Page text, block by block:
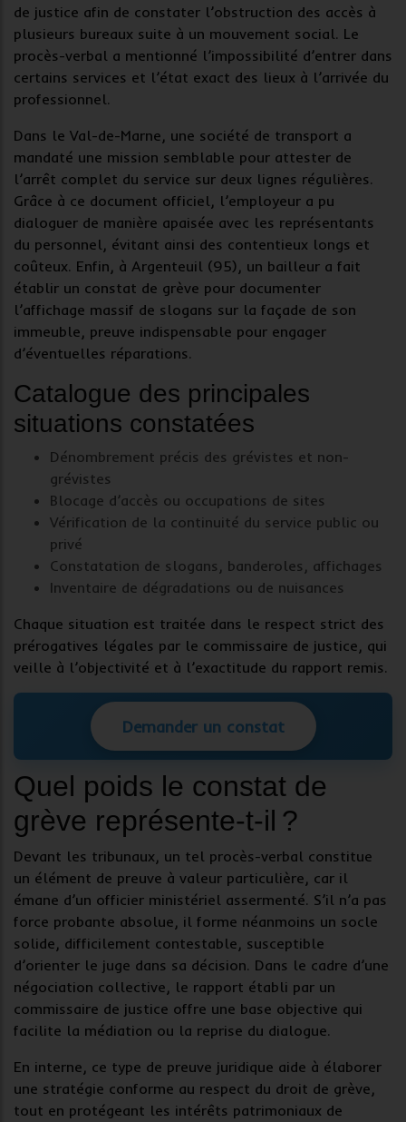
de justice afin de constater l’obstruction des accès à
plusieurs bureaux suite à un mouvement social. Le
procès-verbal a mentionné l’impossibilité d’entrer dans
certains services et l’état exact des lieux à l’arrivée du
professionnel.
Dans le Val-de-Marne, une société de transport a
mandaté une mission semblable pour attester de
l’arrêt complet du service sur deux lignes régulières.
Grâce à ce document officiel, l’employeur a pu
dialoguer de manière apaisée avec les représentants
du personnel, évitant ainsi des contentieux longs et
coûteux. Enfin, à Argenteuil (95), un bailleur a fait
établir un constat de grève pour documenter
l’affichage massif de slogans sur la façade de son
immeuble, preuve indispensable pour engager
d’éventuelles réparations.
Catalogue des principales
situations constatées
Dénombrement précis des grévistes et non-
grévistes
Blocage d’accès ou occupations de sites
Vérification de la continuité du service public ou
privé
Constatation de slogans, banderoles, affichages
Inventaire de dégradations ou de nuisances
Chaque situation est traitée dans le respect strict des
prérogatives légales par le commissaire de justice, qui
veille à l’objectivité et à l’exactitude du rapport remis.
Demander un constat
Quel poids le constat de
grève représente-t-il ?
Devant les tribunaux, un tel procès-verbal constitue
un élément de preuve à valeur particulière, car il
émane d’un officier ministériel assermenté. S’il n’a pas
force probante absolue, il forme néanmoins un socle
solide, difficilement contestable, susceptible
d’orienter le juge dans sa décision. Dans le cadre d’une
négociation collective, le rapport établi par un
commissaire de justice offre une base objective qui
facilite la médiation ou la reprise du dialogue.
En interne, ce type de preuve juridique aide à élaborer
une stratégie conforme au respect du droit de grève,
tout en protégeant les intérêts patrimoniaux de